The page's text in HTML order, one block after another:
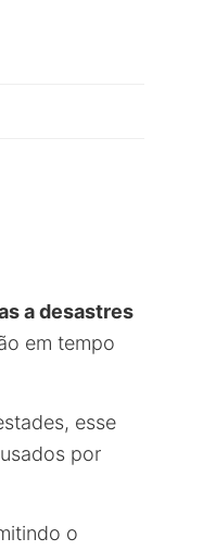
a desastres
em tempo
esse
por
o